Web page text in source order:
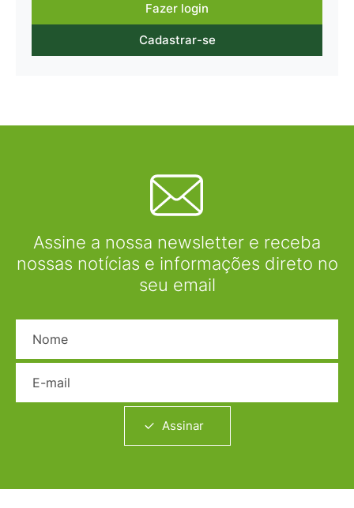
Fazer login
Cadastrar-se
Assine a nossa newsletter e receba
nossas notícias e informações direto no
seu email
Assinar